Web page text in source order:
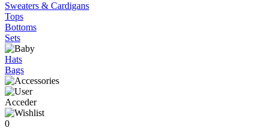
Sweaters & Cardigans
Tops
Bottoms
Sets
Hats
Bags
Acceder
0